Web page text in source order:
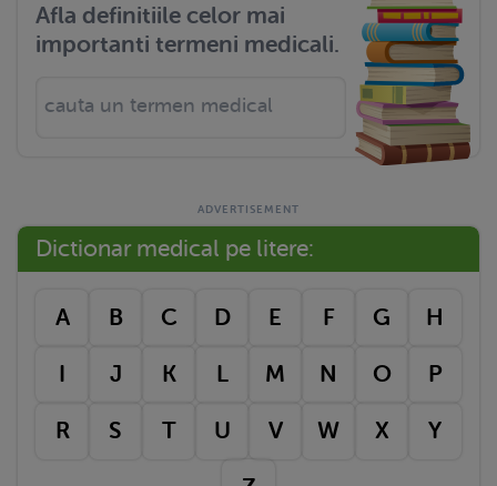
Afla definitiile celor mai
importanti termeni medicali.
Dictionar medical pe litere:
A B C D E F G H
I J K L M N O P
R S T U V W X Y